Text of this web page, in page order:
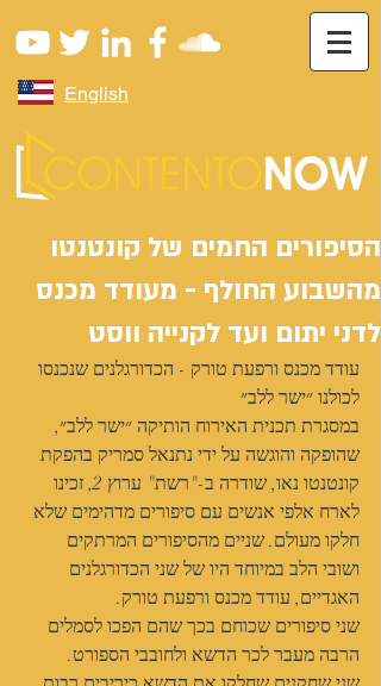
English
הסיפורים החמים של קונטנטו
מהשבוע החולף - מעודד מכנס
לדני יתום ועד לקנייה ווסט
עודד מכנס ורפעת טורק - הכדורגלנים שנכנסו
לכולנו ״ישר ללב״
במסגרת תכנית האירוח הותיקה ״ישר ללב״,
שהופקה והוגשה על ידי נתנאל סמריק בהפקת
קונטנטו נאו, שודרה ב-"רשת" ערוץ 2, זכינו
לארח אלפי אנשים עם סיפורים מדהימים שלא
חלקו מעולם. שניים מהסיפורים המרתקים
ושובי הלב במיוחד היו של שני הכדורגלנים
האגדיים, עודד מכנס ורפעת טורק.
שני סיפורים שכוחם בכך שהם הפכו לסמלים
הרבה מעבר לכר הדשא ולחובבי הספורט.